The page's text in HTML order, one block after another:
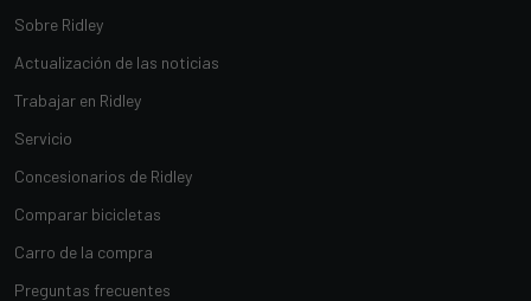
Sobre Ridley
Actualización de las noticias
Trabajar en Ridley
Servicio
Concesionarios de Ridley
Comparar bicicletas
Carro de la compra
Preguntas frecuentes